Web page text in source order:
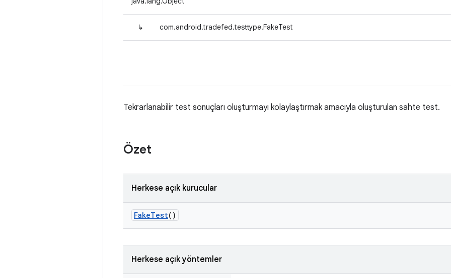
↳ com.android.tradefed.testtype.FakeTest
Tekrarlanabilir test sonuçları oluşturmayı kolaylaştırmak amacıyla oluşturulan sahte test.
Özet
Herkese açık kurucular
FakeTest()
Herkese açık yöntemler